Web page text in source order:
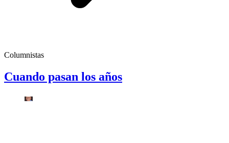
Columnistas
Cuando pasan los años